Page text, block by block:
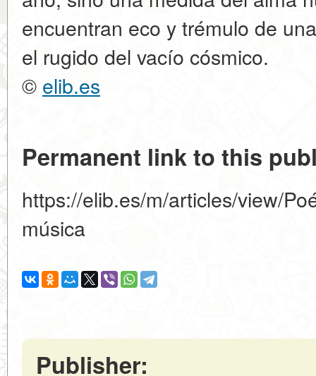
encuentran eco y trémulo de
el rugido del vacío cósmico.
© elib.es
Permanent link to this
https://elib.es/m/articles/view/
música
Publisher: